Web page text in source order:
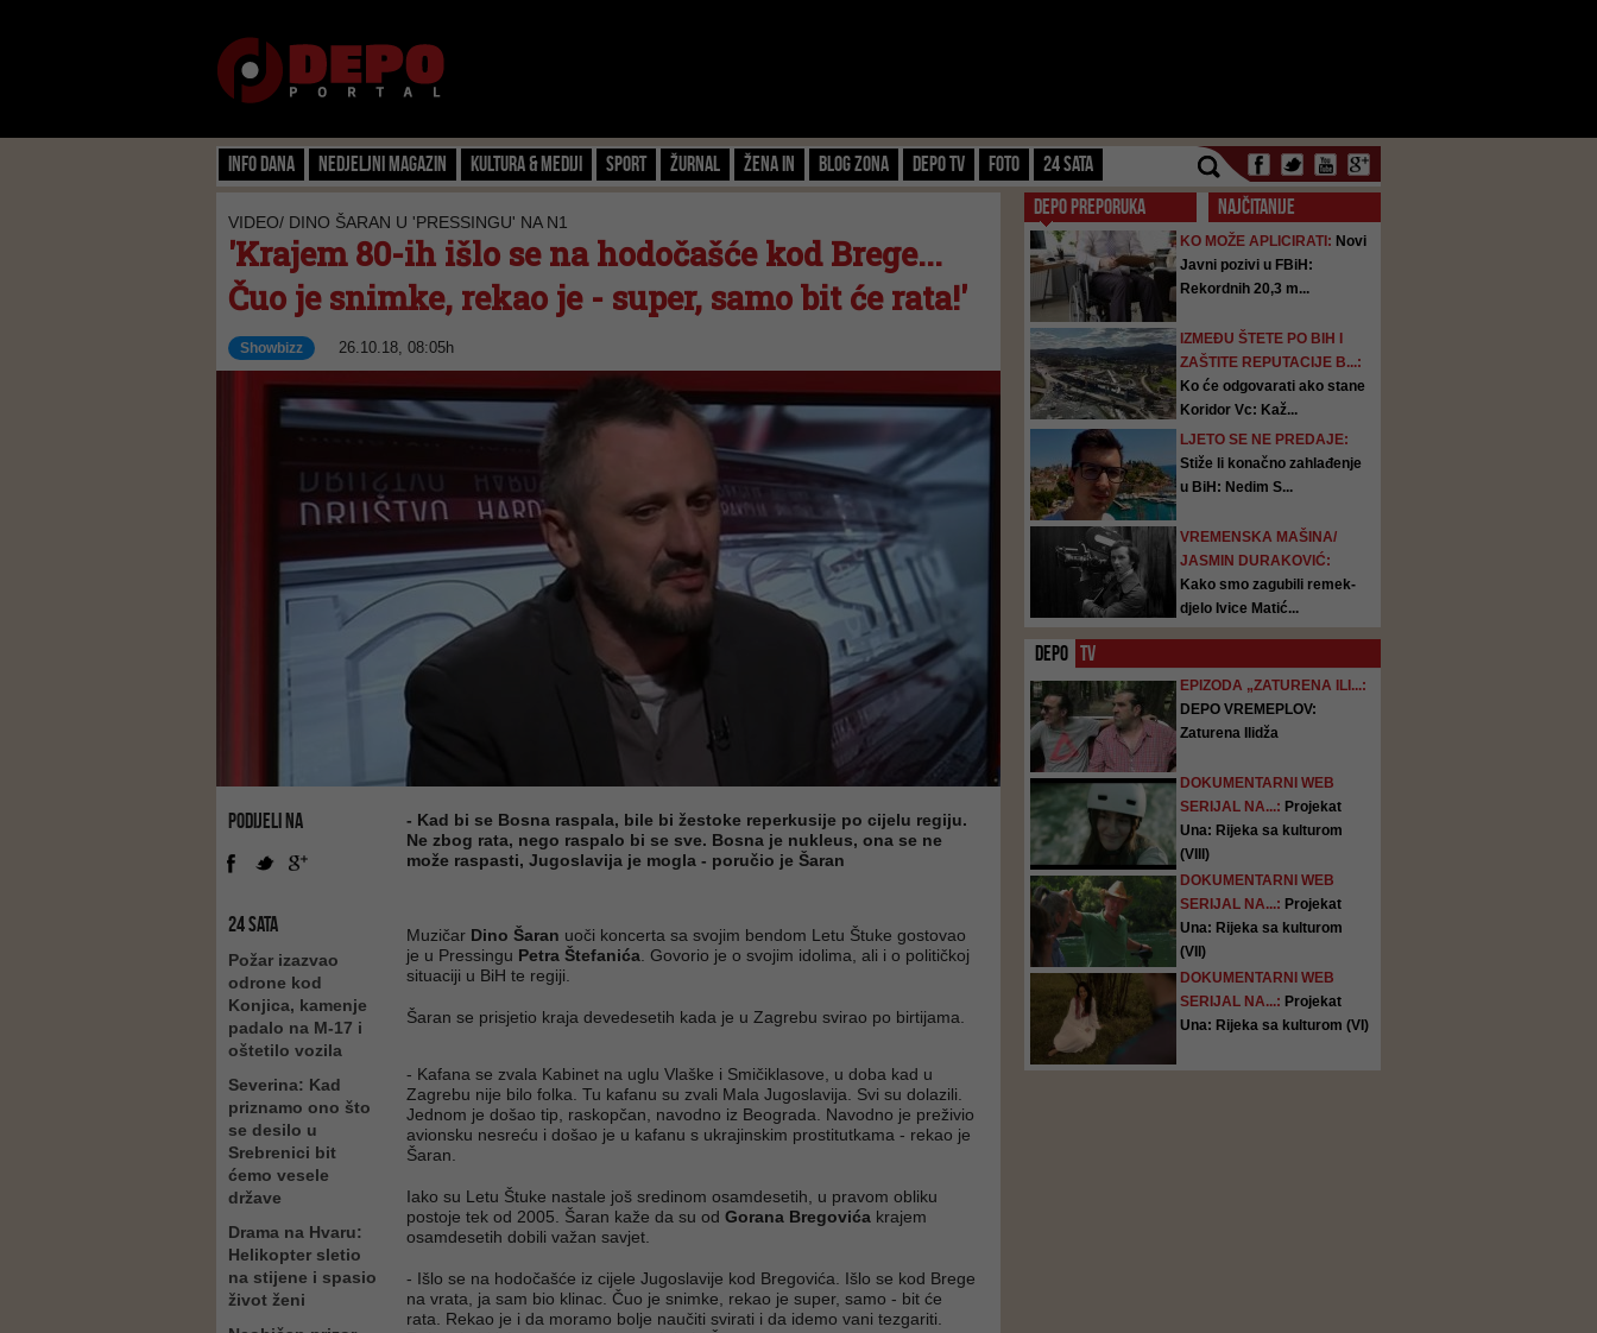
Info dana Nedjeljni magazin Kultura & Mediji Sport Žurnal Žena IN Blog zona Depo TV FOTO 24 SATA
VIDEO/ DINO ŠARAN U 'PRESSINGU' NA N1
'Krajem 80-ih išlo se na hodočašće kod Brege...
Čuo je snimke, rekao je - super, samo bit će rata!'
Showbizz 26.10.18, 08:05h
PODIJELI NA
24 SATA
Požar izazvao
odrone kod
Konjica, kamenje
padalo na M-17 i
oštetilo vozila
Severina: Kad
priznamo ono što
se desilo u
Srebrenici bit
ćemo vesele
države
Drama na Hvaru:
Helikopter sletio
na stijene i spasio
život ženi
- Kad bi se Bosna raspala, bile bi žestoke reperkusije po cijelu regiju.
Ne zbog rata, nego raspalo bi se sve. Bosna je nukleus, ona se ne
može raspasti, Jugoslavija je mogla - poručio je Šaran
Muzičar Dino Šaran uoči koncerta sa svojim bendom Letu Štuke gostovao
je u Pressingu Petra Štefanića . Govorio je o svojim idolima, ali i o političkoj
situaciji u BiH te regiji.
Šaran se prisjetio kraja devedesetih kada je u Zagrebu svirao po birtijama.
- Kafana se zvala Kabinet na uglu Vlaške i Smičiklasove, u doba kad u
Zagrebu nije bilo folka. Tu kafanu su zvali Mala Jugoslavija. Svi su dolazili.
Jednom je došao tip, raskopčan, navodno iz Beograda. Navodno je preživio
avionsku nesreću i došao je u kafanu s ukrajinskim prostitutkama - rekao je
Šaran.
Iako su Letu Štuke nastale još sredinom osamdesetih, u pravom obliku
postoje tek od 2005. Šaran kaže da su od Gorana Bregovića krajem
osamdesetih dobili važan savjet.
- Išlo se na hodočašće iz cijele Jugoslavije kod Bregovića. Išlo se kod Brege
na vrata, ja sam bio klinac. Čuo je snimke, rekao je super, samo - bit će
rata. Rekao je i da moramo bolje naučiti svirati i da idemo vani tezgariti.
DEPO PREPORUKA NAJČITANIJE
KO MOŽE APLICIRATI: Novi
Javni pozivi u FBiH:
Rekordnih 20,3 m...
IZMEĐU ŠTETE PO BIH I
ZAŠTITE REPUTACIJE B...:
Ko će odgovarati ako stane
Koridor Vc: Kaž...
LJETO SE NE PREDAJE:
Stiže li konačno zahlađenje
u BiH: Nedim S...
VREMENSKA MAŠINA/
JASMIN DURAKOVIĆ:
Kako smo zagubili remek-
djelo Ivice Matić...
DEPO TV
EPIZODA „ZATURENA ILI...:
DEPO VREMEPLOV:
Zaturena Ilidža
DOKUMENTARNI WEB
SERIJAL NA...: Projekat
Una: Rijeka sa kulturom
(VIII)
DOKUMENTARNI WEB
SERIJAL NA...: Projekat
Una: Rijeka sa kulturom
(VII)
DOKUMENTARNI WEB
SERIJAL NA...: Projekat
Una: Rijeka sa kulturom (VI)